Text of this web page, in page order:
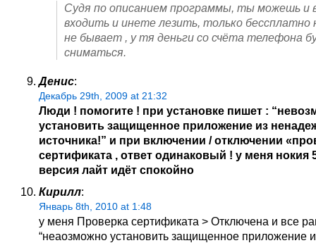
Судя по описанием программы, ты можешь и
входить и инете лезить, только бессплатно
не бывает , у тя деньги со счёта телефона
сниматься.
Денис:
Декабрь 29th, 2009 at 21:32
Люди ! помогите ! при установке пишет :
установить защищенное приложение из
источника!” и при включении / отключении
сертификата , ответ одинаковый ! у меня нокия
версия лайт идёт спокойно
Кирилл:
Январь 8th, 2010 at 1:48
у меня Проверка сертификата > Отключена и все
“неаозможно установить защищенное приложение